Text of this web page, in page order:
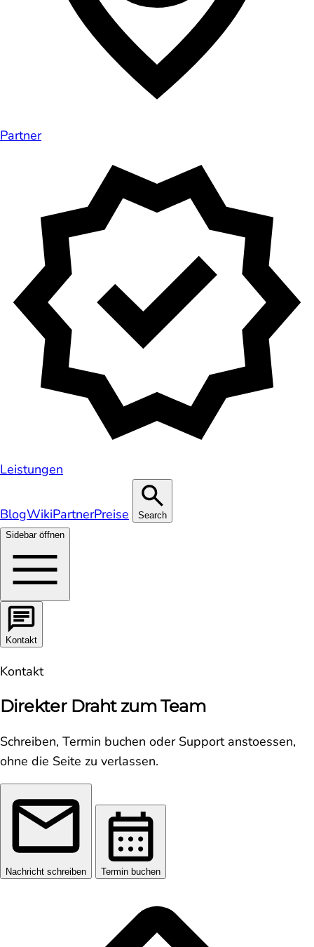
Partner
Leistungen
BlogWikiPartnerPreise
Search
Sidebar öffnen
Kontakt
Kontakt
Direkter Draht zum Team
Schreiben, Termin buchen oder Support anstoessen,
ohne die Seite zu verlassen.
Nachricht schreiben Termin buchen